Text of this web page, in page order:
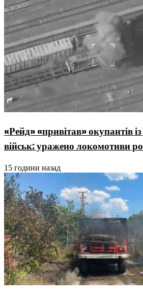
«Рейд» «привітав» окупантів
військ: уражено локомотиви
15 години назад